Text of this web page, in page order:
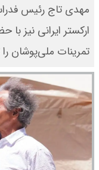
مهدی تاج رئیس
ارکستر ایرانی نیز
تمرینات ملی‌پوشان را